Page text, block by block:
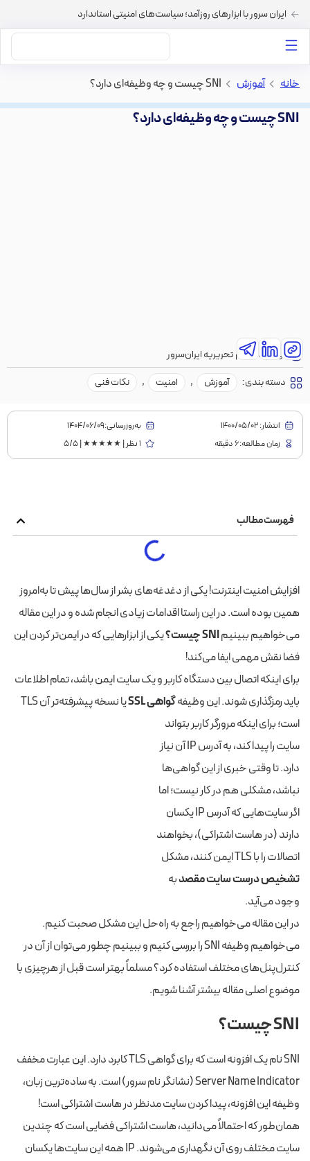
ایران سرور با ابزارهای روزآمد؛ سیاست‌های امنیتی استاندارد
خانه > آموزش > SNI چیست و چه وظیفه‌ای دارد؟
SNI چیست و چه وظیفه‌ای دارد؟
نویسنده:تیم تحریریه ایران‌سرور
دسته بندی:
آموزش , امنیت , نکات فنی
انتشار:1400/05/02
به‌روز‌رسانی:۱۴۰۴/۰۶/۰۹
زمان مطالعه:6 دقیقه
1 نظر | ★★★★★ | 5/5
فهرست مطالب
افزایش امنیت اینترنت! یکی از دغدغه‌های بشر از سال‌ها پیش تا به‌امروز
همین بوده است. در این راستا اقدامات زیادی انجام شده و در این مقاله
می‌خواهیم ببینیمSNI چیست؟
یکی از ابزارهایی که در ایمن‌تر کردن این
فضا نقش مهمی ایفا می‌کند!
برای اینکه اتصال بین دستگاه کاربر و یک سایت ایمن باشد، تمام اطلاعات
باید رمزگذاری شوند. این وظیفهگواهی SSL
یا نسخه پیشرفته‌تر آن TLS
است؛ برای اینکه مرورگر کاربر بتواند
سایت را پیدا کند، به آدرس IP آن نیاز
دارد. تا وقتی خبری از این گواهی‌ها
نباشد، مشکلی هم در کار نیست؛ اما
اگر سایت‌هایی که آدرس IP یکسان
دارند (در هاست اشتراکی)، بخواهند
اتصالات را با TLS ایمن کنند، مشکل
تشخیص درست سایت مقصدبه
وجود می‌آید.
در این مقاله می‌خواهیم راجع به راه‌حل این مشکل صحبت کنیم.
می‌خواهیم وظیفه SNI را بررسی کنیم و ببینیم چطور می‌توان از آن در
کنترل‌پنل‌های مختلف استفاده کرد؟ مسلماً بهتر است قبل از هرچیزی با
موضوع اصلی مقاله بیشتر آشنا شویم.
SNI چیست؟
SNI نام یک افزونه است که برای گواهی TLS کابرد دارد. این عبارت مخفف
Server Name Indicator (نشانگر نام سرور) است. به ساده‌ترین زبان،
وظیفه این افزونه، پیدا کردن سایت مدنظر در هاست اشتراکی است!
همان‌طور که احتمالاً می‌دانید، هاست اشتراکی فضایی است که چندین
سایت مختلف روی آن نگهداری می‌شوند. IP همه این سایت‌ها یکسان